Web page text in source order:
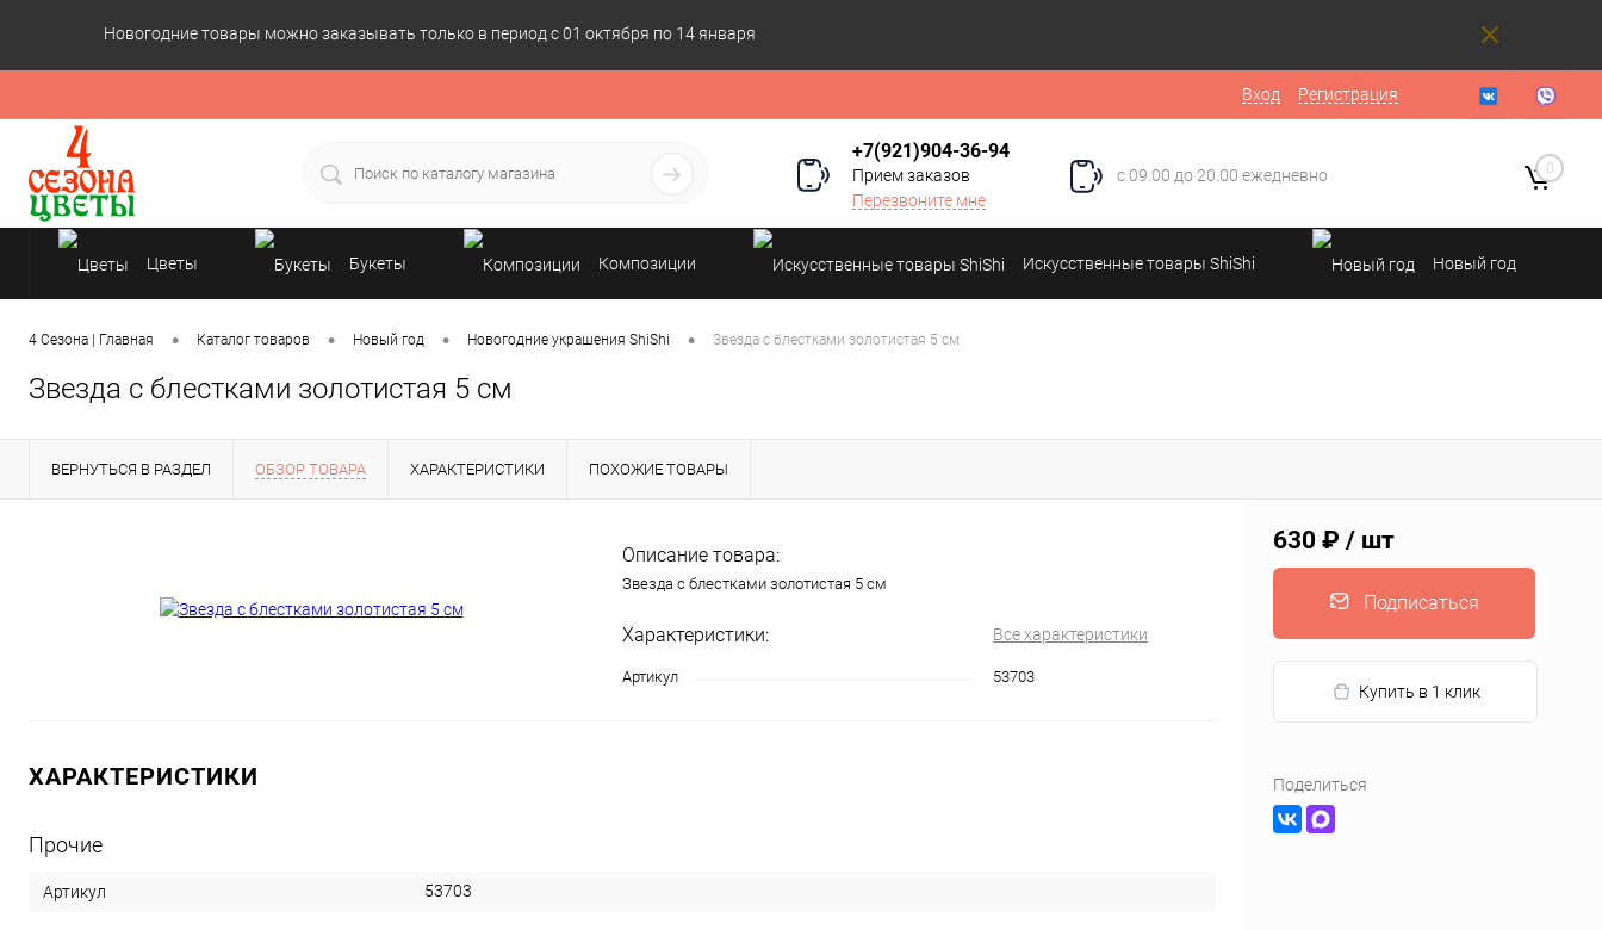
Новогодние товары можно заказывать только в период с 01 октября по 14 января
Вход Регистрация
+7(921)904-36-94
Прием заказов
Перезвоните мне
с 09.00 до 20.00 ежедневно 0
Цветы Букеты Композиции Искусственные товары ShiShi Новый год
Подарки
4 Сезона | Главная • Каталог товаров • Новый год • Новогодние украшения ShiShi • Звезда с блестками золотистая 5 см
Звезда с блестками золотистая 5 см
ВЕРНУТЬСЯ В РАЗДЕЛ ОБЗОР ТОВАРА ХАРАКТЕРИСТИКИ ПОХОЖИЕ ТОВАРЫ
Описание товара:
Звезда с блестками золотистая 5 см
Характеристики: Все характеристики
Артикул 53703
ХАРАКТЕРИСТИКИ
Прочие
Артикул 53703
630 ₽ / шт
Подписаться
Купить в 1 клик
Поделиться